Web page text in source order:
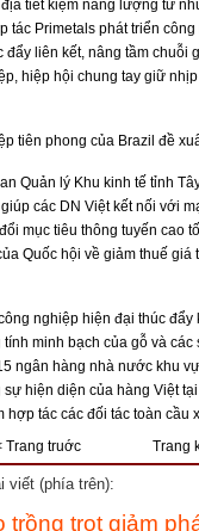
tiết kiệm năng lượng từ
tác Primetals phát triển
đẩy liên kết, nâng tầm chuỗi
hiệp hội chung tay giữ
tiên phong của Brazil đề
Quản lý Khu kinh tế tỉnh
các DN Việt kết nối với
mục tiêu thông tuyến cao
Quốc hội về giảm thuế giá
nghiệp hiện đại thúc đẩy
minh bạch của gỗ và
ngân hàng nhà nước khu
hiện diện của hàng Việt
hợp tác các đối tác toàn cầu
Trang truớc
Trang
viết (phía trên):
trọt giảm